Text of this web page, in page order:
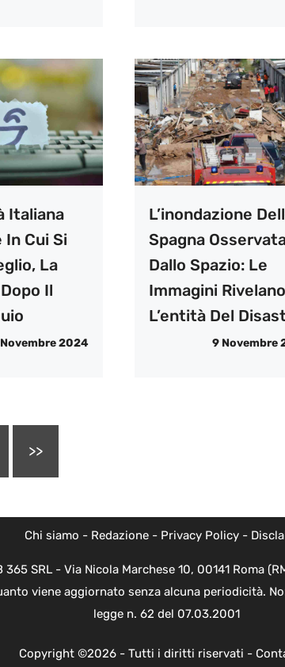
Italiana
In Cui Si
La
Il
2024
L’inondazione
Spagna
Dallo Spazio: Le
Immagini Rivelano
L’entità Del
9 Novembre
>>
Chi siamo - Redazione- Privacy Policy-
SRL - Via Nicola Marchese 10, 00141 Roma
viene aggiornato senza alcuna periodicità.
legge n. 62 del 07.03.2001
Copyright ©2026 - Tutti i diritti riservati -